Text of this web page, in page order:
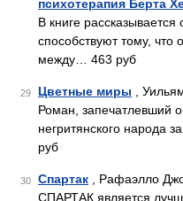
психотерапия Берта
В книге
способствуют тому,
между… 463 руб
29 Цветные миры ,
Роман, запечатлевший
негритянского народа
руб
30 Спартак , Рафаэлло
СПАРТАК является